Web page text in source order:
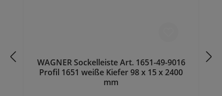
WAGNER Sockelleiste Art. 1651-49-9016
Profil 1651 weiße Kiefer 98 x 15 x 2400
mm